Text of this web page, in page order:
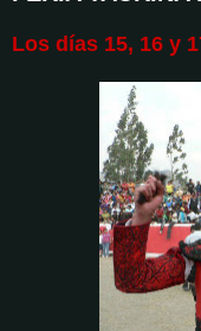
Los días 15, 16 y